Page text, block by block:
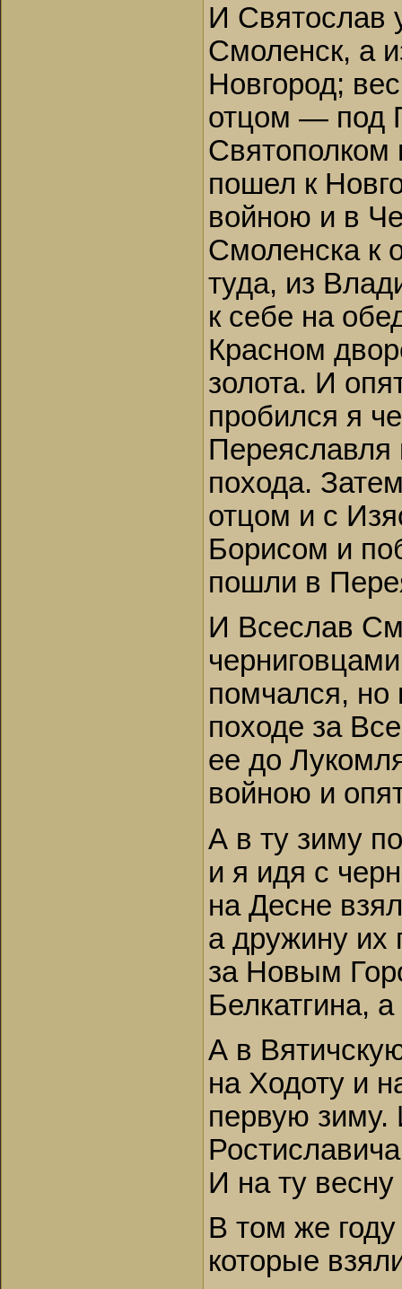
И Святослав
Смоленск, а
Новгород;
отцом — под
Святополком
пошел к
войною и в
Смоленска к
туда, из
к себе на
Красном
золота. И
пробился я
Переяславля
похода.
отцом и с
Борисом и
пошли в
И Всеслав
помчался, но
походе за
ее до
войною и
А в ту зиму
и я идя с
на Десне
а дружину
за Новым
Белкатгина,
А в
на Ходоту и
первую зиму.
И на ту
В том же
которые